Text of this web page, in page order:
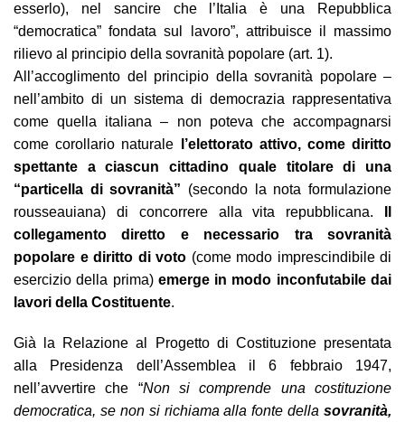
esserlo), nel sancire che l’Italia è una Repubblica
“democratica” fondata sul lavoro”, attribuisce il massimo
rilievo al principio della sovranità popolare (art. 1).
All’accoglimento del principio della sovranità popolare –
nell’ambito di un sistema di democrazia rappresentativa
come quella italiana – non poteva che accompagnarsi
come corollario naturale
l’elettorato attivo, come diritto
spettante a ciascun cittadino quale titolare di una
“particella di sovranità” (secondo la nota formulazione
rousseauiana) di concorrere alla vita repubblicana.
collegamento diretto e necessario tra sovranità
popolare e diritto di voto (come modo imprescindibile di
esercizio della prima) emerge in modo inconfutabile dai
lavori della Costituente.
Già la Relazione al Progetto di Costituzione presentata
alla Presidenza dell’Assemblea il 6 febbraio 1947,
nell’avvertire che “Non si comprende una costituzione
democratica, se non si richiama alla fonte della sovranità,